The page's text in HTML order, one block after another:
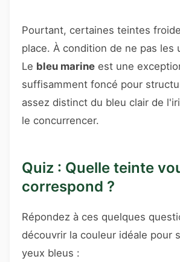
Pourtant, certaines teintes
place. À condition de ne pas les
Le bleu marine est une
suffisamment foncé pour
assez distinct du bleu clair de
le concurrencer.
Quiz : Quelle teinte
correspond ?
Répondez à ces quelques
découvrir la couleur idéale pour
yeux bleus :